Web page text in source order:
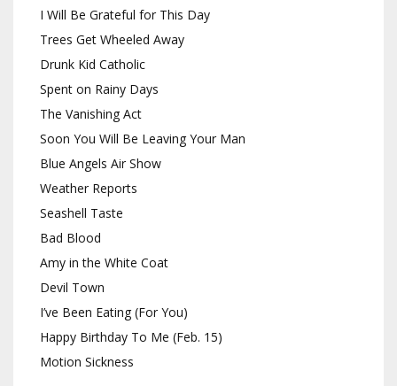
I Will Be Grateful for This Day
Trees Get Wheeled Away
Drunk Kid Catholic
Spent on Rainy Days
The Vanishing Act
Soon You Will Be Leaving Your Man
Blue Angels Air Show
Weather Reports
Seashell Taste
Bad Blood
Amy in the White Coat
Devil Town
I’ve Been Eating (For You)
Happy Birthday To Me (Feb. 15)
Motion Sickness